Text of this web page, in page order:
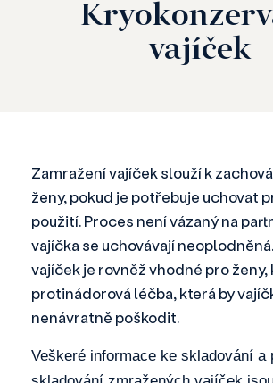
vajíček
Zamražení vajíček slouží k
ženy, pokud je potřebuje uchovat
použití. Proces není vázaný na
vajíčka se uchovávají
vajíček je rovněž vhodné pro ženy,
protinádorová léčba, která by
nenávratně poškodit.
Veškeré informace ke skladování a